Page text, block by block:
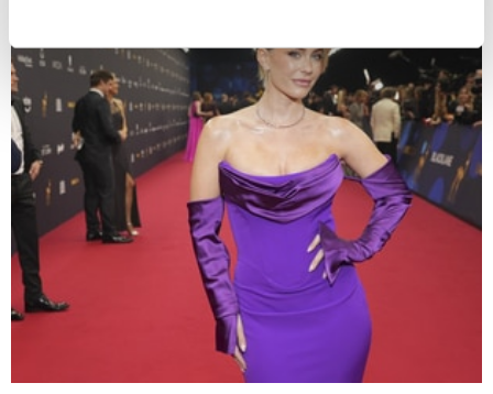
bestimmten Merkmalen (Fingerprinting) identifizieren
Erfahren Sie mehr darüber, wie Ihre persönlichen Daten
verarbeitet werden, und legen Sie Ihre Präferenzen im
Abschnitt Einzelheiten
fest.
Wir verwenden Cookies, um Inhalte und Anzeigen zu
personalisieren, Funktionen für soziale Medien anbieten
zu können und die Zugriffe auf unsere Website zu
analysieren. Außerdem geben wir Informationen zu Ihrer
Verwendung unserer Website an unsere Partner für
soziale Medien, Werbung und Analysen weiter. Unsere
Partner führen diese Informationen möglicherweise mit